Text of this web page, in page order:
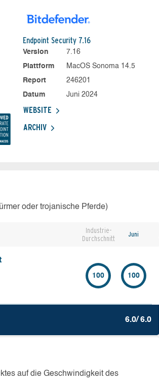
Endpoint Security 7.16
Version
7.16
Plattform
MacOS Sonoma 14.5
Report
246201
Datum
Juni 2024
WEBSITE
ARCHIV
oder trojanische Pferde)
Industrie-
Durchschnitt
Juni
100 100
6.0/ 6.0
auf die Geschwindigkeit des